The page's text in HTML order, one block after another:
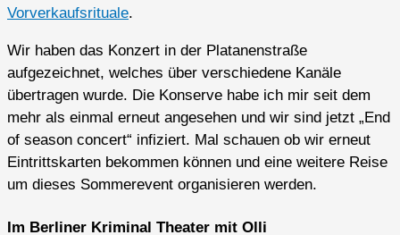
Vorverkaufsrituale.
Wir haben das Konzert in der Platanenstraße
aufgezeichnet, welches über verschiedene Kanäle
übertragen wurde. Die Konserve habe ich mir seit dem
mehr als einmal erneut angesehen und wir sind jetzt „End
of season concert“ infiziert. Mal schauen ob wir erneut
Eintrittskarten bekommen können und eine weitere Reise
um dieses Sommerevent organisieren werden.
Im Berliner Kriminal Theater mit Olli